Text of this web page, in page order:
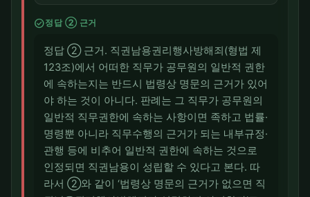
check_circle정답 ② 근거
정답 ② 근거. 직권남용권리행사방해죄(형법 제
123조)에서 어떠한 직무가 공무원의 일반적 권한
에 속하는지는 반드시 법령상 명문의 근거가 있어
야 하는 것이 아니다. 판례는 그 직무가 공무원의
일반적 직무권한에 속하는 사항이면 족하고 법률·
명령뿐 아니라 직무수행의 근거가 되는 내부규정·
관행 등에 비추어 일반적 권한에 속하는 것으로
인정되면 직권남용이 성립할 수 있다고 본다. 따
라서 ②와 같이 ‘법령상 명문의 근거가 없으면 직